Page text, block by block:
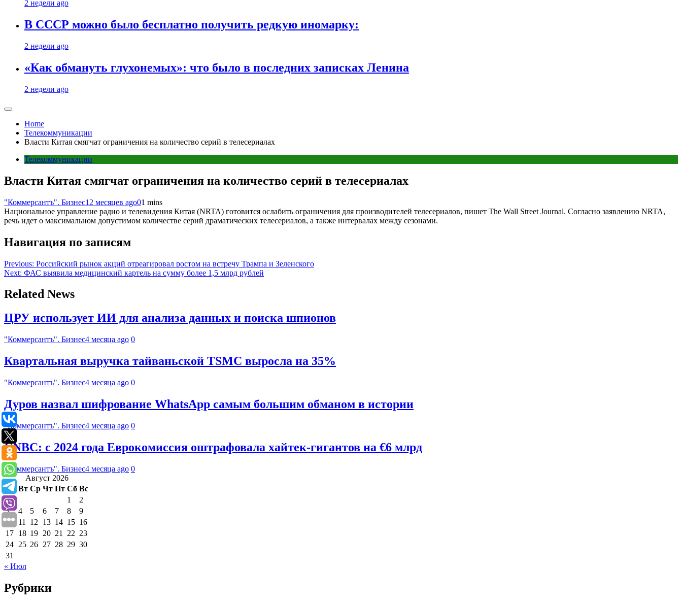
2 недели ago
В СССР можно было бесплатно получить редкую иномарку:
2 недели ago
«Как обмануть глухонемых»: что было в последних записках Ленина
2 недели ago
Home
Телекоммуникации
Власти Китая смягчат ограничения на количество серий в телесериалах
Телекоммуникации
Власти Китая смягчат ограничения на количество серий в телесериалах
"Коммерсантъ". Бизнес12 месяцев ago01 mins
Национальное управление радио и телевидения Китая (NRTA) готовится ослабить ограничения для производителей телесериалов, пишет The Wall Street Journal. Согласно заявлению NRTA,
речь идет о максимальном допустимом количестве серий драматических телесериалов, а также интервалах между сезонами.
Навигация по записям
Previous: Российский рынок акций отреагировал ростом на встречу Трампа и Зеленского
Next: ФАС выявила медицинский картель на сумму более 1,5 млрд рублей
Related News
ЦРУ использует ИИ для анализа данных и поиска шпионов
"Коммерсантъ". Бизнес4 месяца ago 0
Квартальная выручка тайваньской TSMC выросла на 35%
"Коммерсантъ". Бизнес4 месяца ago 0
Дуров назвал шифрование WhatsApp самым большим обманом в истории
"Коммерсантъ". Бизнес4 месяца ago 0
CNBC: с 2024 года Еврокомиссия оштрафовала хайтек-гигантов на €6 млрд
"Коммерсантъ". Бизнес4 месяца ago 0
Август 2026
Пн Вт Ср Чт Пт Сб Вс
1
2
3
4 5 6 7 8
9
10 11 12 13 14 15 16
17 18 19 20 21 22 23
24 25 26 27 28 29 30
31
« Июл
Рубрики